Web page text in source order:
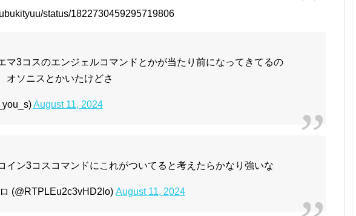
status/1822730459295719806
マ3コスのエンジェルコマンドとかが当たり前になってきてるの
ソニスとかいたけどさ
August 11, 2024
イン3コスコマンドにこれがついてると考えたらかなり強いな
(@RTPLEu2c3vHD2lo) August 11, 2024